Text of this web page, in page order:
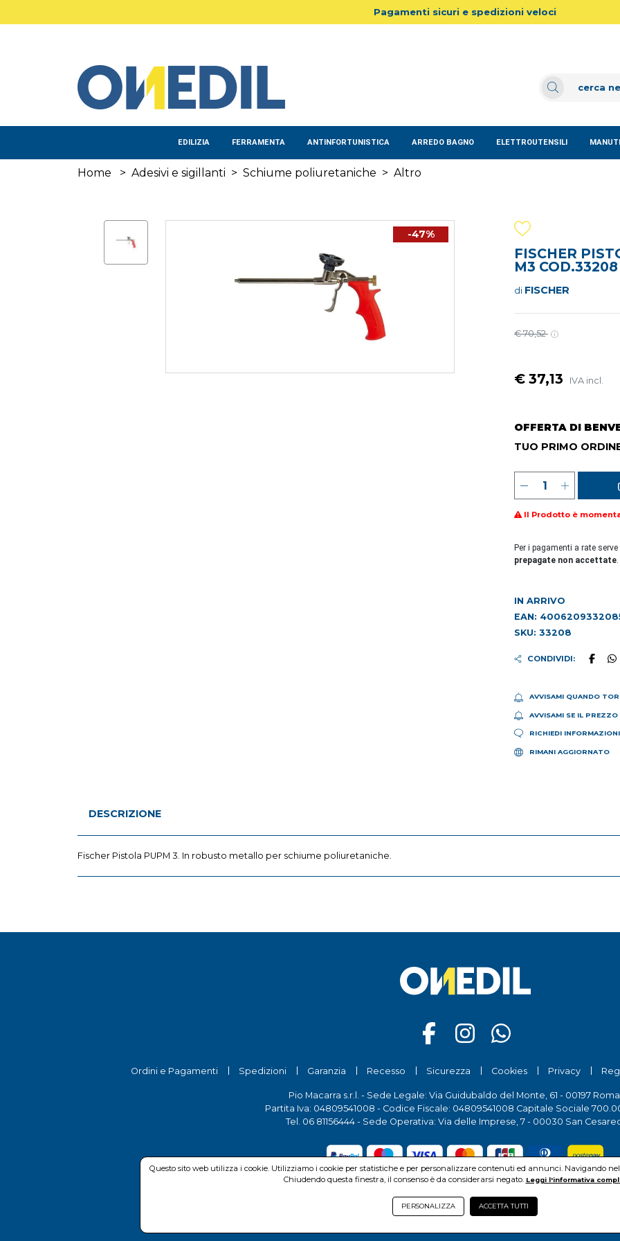
Pagamenti sicuri e spedizioni veloci
EDILIZIA FERRAMENTA ANTINFORTUNISTICA ARREDO BAGNO ELETTROUTENSILI
Home > Adesivi e sigillanti > Schiume poliuretaniche > Altro
-47%
FISCHER
M3 COD.33208
di FISCHER
€ 70,52
€ 37,13 IVA incl.
OFFERTA DI
TUO PRIMO
Il Prodotto è
Per i pagamenti a rate serve
prepagate non accettate.
IN ARRIVO
EAN:
SKU: 33208
CONDIVIDI:
AVVISAMI QUANDO
AVVISAMI SE IL PREZZO
RICHIEDI INFORMAZIONI
RIMANI AGGIORNATO
DESCRIZIONE
Fischer Pistola PUPM 3. In robusto metallo per schiume poliuretaniche.
Ordini e Pagamenti Spedizioni Garanzia Recesso Sicurezza Cookies Privacy
Pio Macarra s.r.l. - Sede Legale: Via Guidubaldo del Monte, 61 - 00197 Roma
Partita Iva: 04809541008 - Codice Fiscale: 04809541008 Capitale Sociale
Tel. 06 81156444 - Sede Operativa: Via delle Imprese, 7 - 00030 San
2026Copyright: www.onedil.it- All Rights Reserved.
Questo sito web utilizza i cookie. Utilizziamo i cookie per statistiche e per personalizzare contenuti ed annunci. Navigando
Chiudendo questa finestra, il consenso è da considerarsi negato. Leggi l'informativa
PERSONALIZZA ACCETTA TUTTI